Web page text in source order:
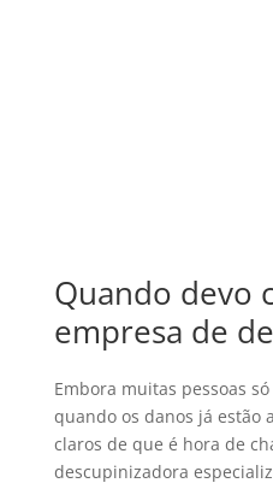
Quando devo
empresa de
Embora muitas pessoas
quando os danos já estão
claros de que é hora de
descupinizadora